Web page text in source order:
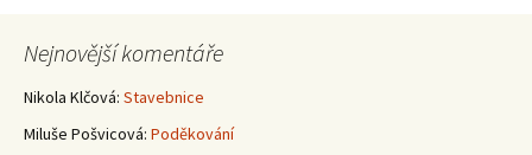
pro
příspěvky
Nejnovější komentáře
Nikola Klčová: Stavebnice
Miluše Pošvicová: Poděkování